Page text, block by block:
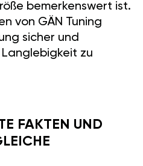
bemerkenswert ist.
von GÄN Tuning
sicher und
zu
FAKTEN UND